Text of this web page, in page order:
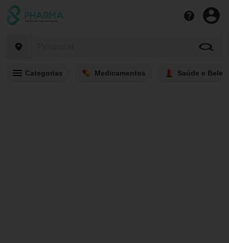
Categorias Medicamentos Saúde e